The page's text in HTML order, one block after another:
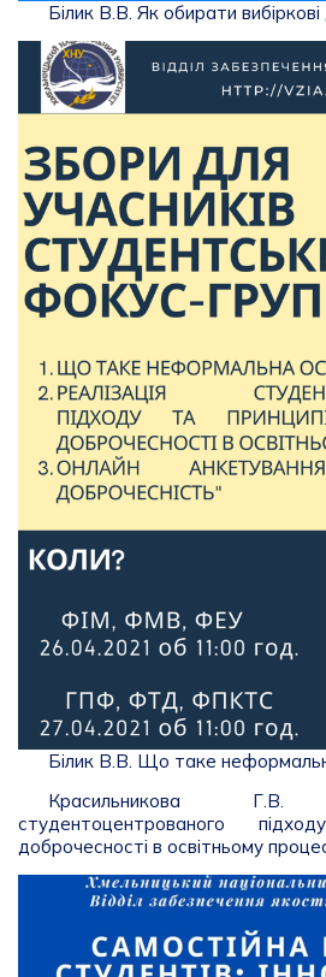
Білик В.В. Як обирати вибіркові
Білик В.В. Що таке
Красильникова
студентоцентрованого
доброчесності в освітньому